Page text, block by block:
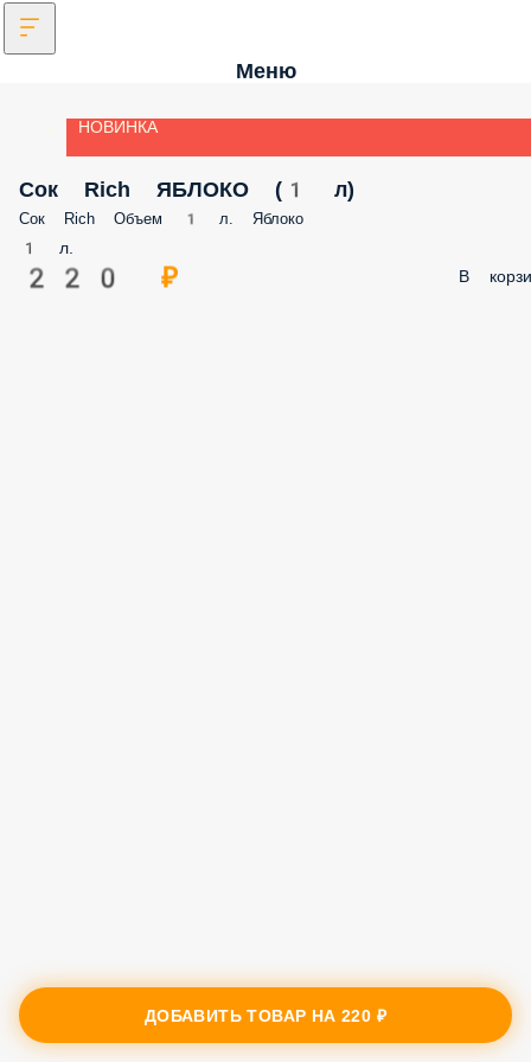
Меню
НОВИНКА
Сок Rich ЯБЛОКО (1 л)
Сок Rich Объем 1 л. Яблоко
1 л.
220 ₽ В
ДОБАВИТЬ ТОВАР НА220 ₽